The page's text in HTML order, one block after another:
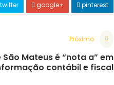
twitter google+ pinterest
Próximo
Mateus é “nota a” em
contábil e fiscal